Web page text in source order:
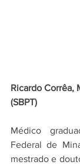
Ricardo Corrêa,
(SBPT)
Médico
Federal de
mestrado e